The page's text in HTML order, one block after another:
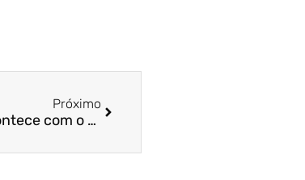
Próximo
Com Selic em dois dígitos, o que acontece com o crédito e os investimentos? – A Gazeta / Prof.ª Dr.ª Neyla Tardin